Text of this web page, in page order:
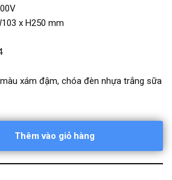
x H250 mm
xám đậm, chóa đèn nhựa trắng sữa
Thêm vào giỏ hàng